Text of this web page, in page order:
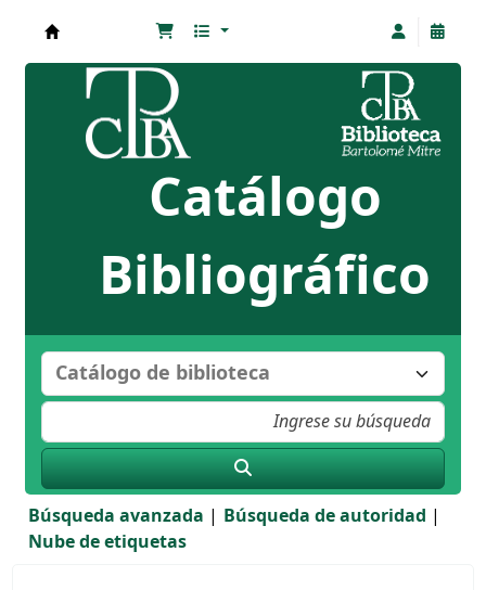
Biblioteca Bartolomé Mitre
Catálogo
Bibliográfico
Búsqueda avanzada
Búsqueda de autoridad
Nube de etiquetas